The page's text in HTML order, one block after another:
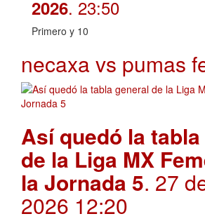
2026. 23:50
Primero y 10
necaxa vs pumas
Así quedó la
de la Liga MX
la Jornada 5. 27
2026 12:20